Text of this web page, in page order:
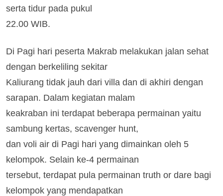
serta tidur pada pukul
22.00 WIB.
Di Pagi hari peserta Makrab melakukan jalan sehat
dengan berkeliling sekitar
Kaliurang tidak jauh dari villa dan di akhiri dengan
sarapan. Dalam kegiatan malam
keakraban ini terdapat beberapa permainan yaitu
sambung kertas, scavenger hunt,
dan voli air di Pagi hari yang dimainkan oleh 5
kelompok. Selain ke-4 permainan
tersebut, terdapat pula permainan truth or dare bagi
kelompok yang mendapatkan